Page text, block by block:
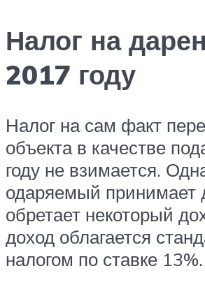
Налог на
2017 году
Налог на сам факт
объекта в качестве
году не взимается.
одаряемый принимает
обретает некоторый
доход облагается
налогом по ставке 13%.